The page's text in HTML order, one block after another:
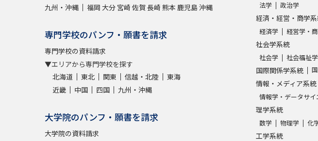
九州・沖縄
福岡 大分 宮崎 佐賀 長崎 熊本 鹿児島沖縄
専門学校のパンフ・願書を請求
専門学校の資料請求
▼エリアから専門学校を探す
北海道
東北 関東 信越・北陸
東海
近畿
中国 四国 九州・沖縄
大学院のパンフ・願書を請求
大学院の資料請求
法学 政治学
経済・経営・商学
経済学 経営学・
社会学系統
社会学 社会福祉学
国際関係学系統
情報・メディア系統
情報学・データサイ
理学系統
数学 物理学 化
工学系統